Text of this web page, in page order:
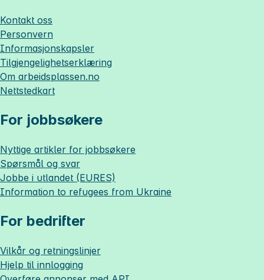
Kontakt oss
Personvern
Informasjonskapsler
Tilgjengelighetserklæring
Om arbeidsplassen.no
Nettstedkart
For jobbsøkere
Nyttige artikler for jobbsøkere
Spørsmål og svar
Jobbe i utlandet (EURES)
Information to refugees from Ukraine
For bedrifter
Vilkår og retningslinjer
Hjelp til innlogging